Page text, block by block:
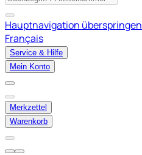
Hauptnavigation überspringen
Français
Service & Hilfe
Mein Konto
Merkzettel
Warenkorb